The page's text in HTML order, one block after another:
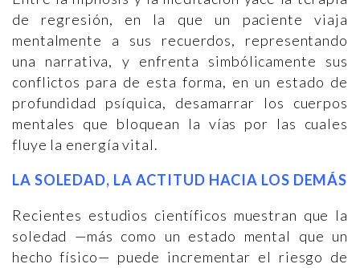
de regresión, en la que un paciente viaja
mentalmente a sus recuerdos, representando
una narrativa, y enfrenta simbólicamente sus
conflictos para de esta forma, en un estado de
profundidad psíquica, desamarrar los cuerpos
mentales que bloquean la vías por las cuales
fluye la energía vital.
LA SOLEDAD, LA ACTITUD HACIA LOS DEMÁS
Recientes estudios científicos muestran que la
soledad —más como un estado mental que un
hecho físico— puede incrementar el riesgo de